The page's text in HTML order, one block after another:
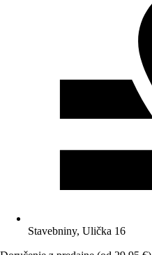
Stavebniny, Ulička 16